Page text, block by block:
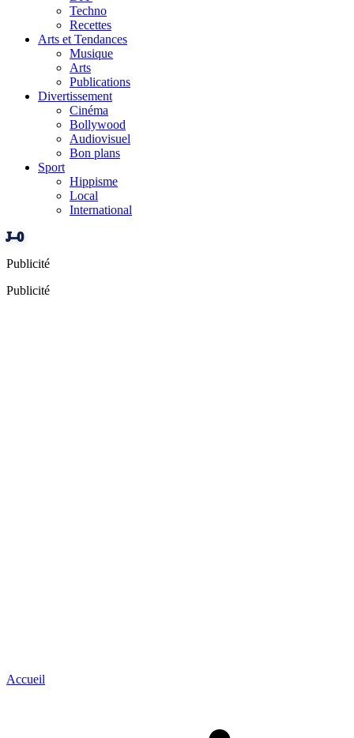
Techno
Recettes
Arts et Tendances
Musique
Arts
Publications
Divertissement
Cinéma
Bollywood
Audiovisuel
Bon plans
Sport
Hippisme
Local
International
J–0
Publicité
Publicité
Accueil